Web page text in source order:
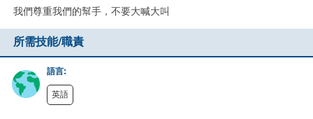
我們尊重我們的幫手，不要大喊大叫
所需技能/職責
語言:
英語